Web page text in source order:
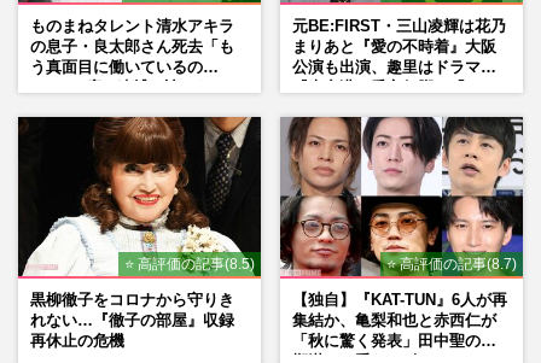
ものまねタレント清水アキラ
の息子・良太郎さん死去「も
う真面目に働いているの
元BE:FIRST・三山凌輝は花乃
まりあと『愛の不時着』大阪
公演も出演、趣里はドラマ
⭐ 高評価の記事(8.5)
黒柳徹子をコロナから守りき
れない…『徹子の部屋』収録
再休止の危機
⭐ 高評価の記事(8.7)
【独自】『KAT-TUN』6人が再
集結か、亀梨和也と赤西仁が
「秋に驚く発表」田中聖の刑